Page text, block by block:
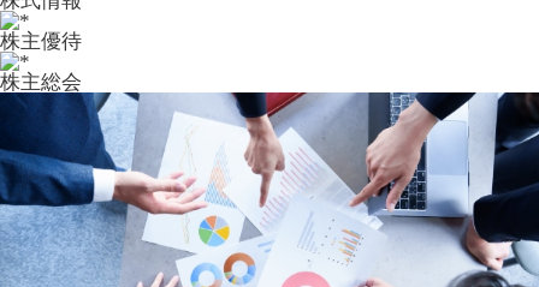
株主優待
株主総会